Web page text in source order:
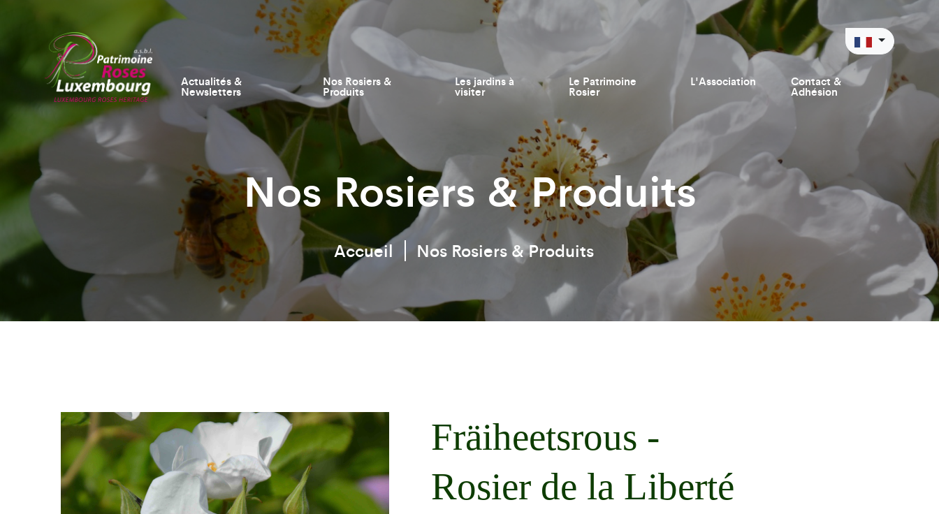
Actualités &
Newsletters
Nos Rosiers &
Produits
Les jardins à
visiter
Le Patrimoine
Rosier
L'Association Contact &
Adhésion
Nos Rosiers & Produits
Accueil Nos Rosiers & Produits
Fräiheetsrous -
Rosier de la Liberté